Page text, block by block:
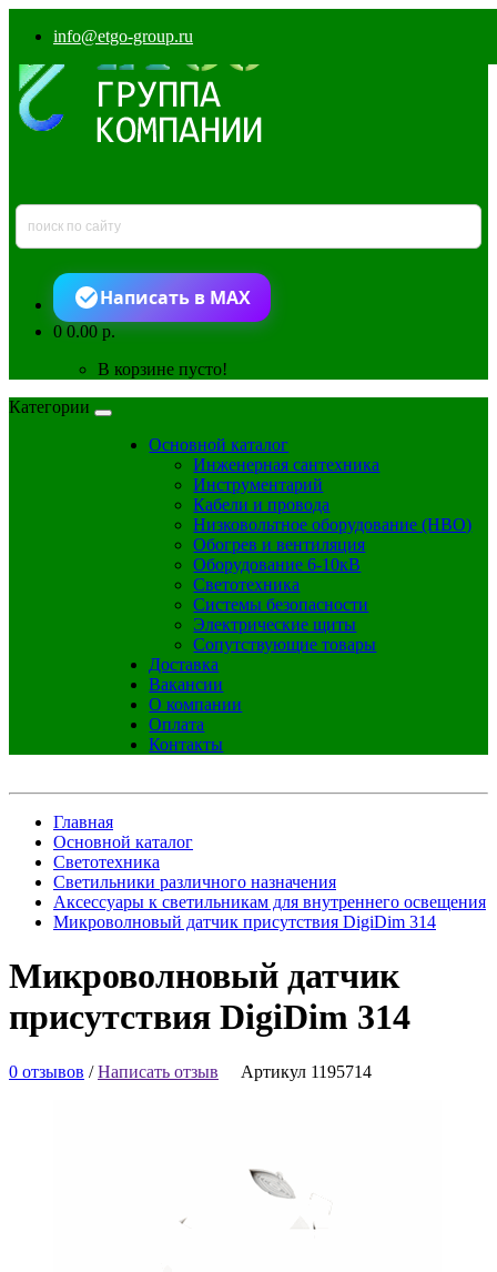
info@etgo-group.ru
Написать в MAX
00.00 р.
В корзине пусто!
Категории
Основной каталог
Инженерная сантехника
Инструментарий
Кабели и провода
Низковольтное оборудование (НВО)
Обогрев и вентиляция
Оборудование 6-10кВ
Светотехника
Системы безопасности
Электрические щиты
Сопутствующие товары
Доставка
Вакансии
О компании
Оплата
Контакты
Главная
Основной каталог
Светотехника
Светильники различного назначения
Аксессуары к светильникам для внутреннего освещения
Микроволновый датчик присутствия DigiDim 314
Микроволновый датчик
присутствия DigiDim 314
0 отзывов /Написать отзыв Артикул 1195714